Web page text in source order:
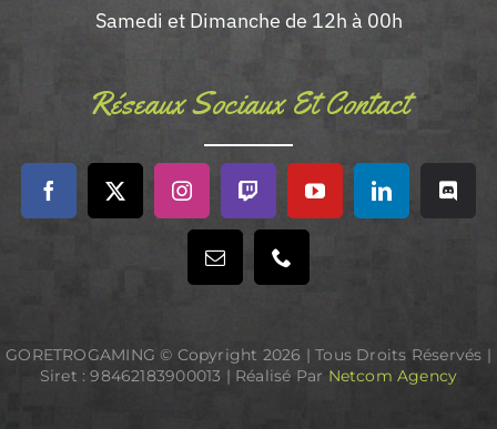
Samedi et Dimanche de 12h à 00h
Réseaux Sociaux Et Contact
GORETROGAMING © Copyright 2026 | Tous Droits Réservés |
Siret : 98462183900013 | Réalisé Par Netcom Agency